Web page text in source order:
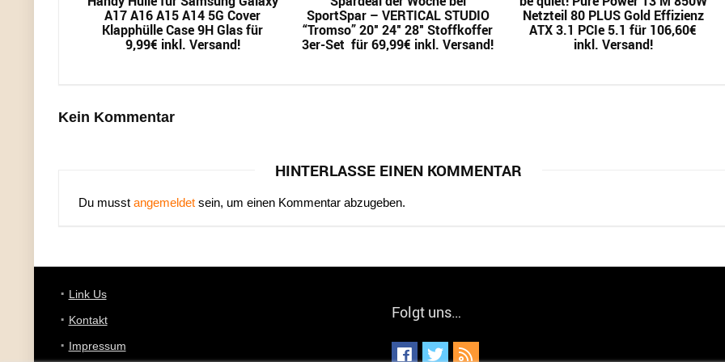
A17 A16 A15 A14 5G Cover
Klapphülle Case 9H Glas für
9,99€ inkl. Versand!
SportSpar – VERTICAL STUDIO
“Tromso” 20″ 24″ 28″ Stoffkoffer
3er-Set für 69,99€ inkl. Versand!
Netzteil 80 PLUS Gold Effizienz
ATX 3.1 PCIe 5.1 für 106,60€
inkl. Versand!
Kein Kommentar
HINTERLASSE EINEN KOMMENTAR
Du musst angemeldet sein, um einen Kommentar abzugeben.
Link Us
Kontakt
Impressum
Folgt uns…